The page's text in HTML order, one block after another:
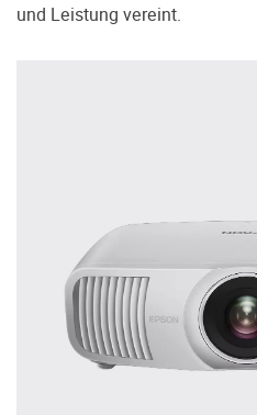
Oft werden Produkte
Hörschloss Probe zu
Vereinbaren Sie einen
und Leistung vereint.